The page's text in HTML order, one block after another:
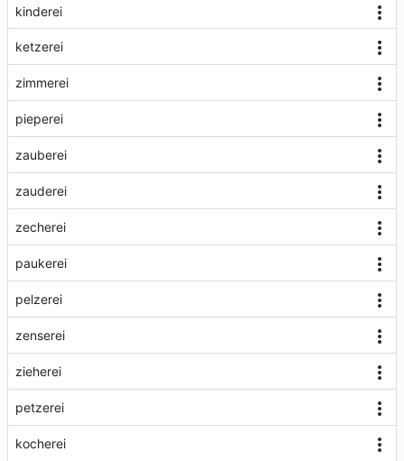
kinderei
ketzerei
zimmerei
pieperei
zauberei
zauderei
zecherei
paukerei
pelzerei
zenserei
zieherei
petzerei
kocherei